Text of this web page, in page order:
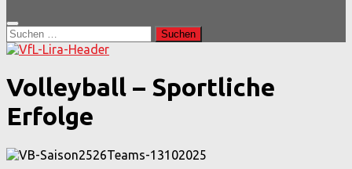
Suchen
nach:
Volleyball – Sportliche
Erfolge